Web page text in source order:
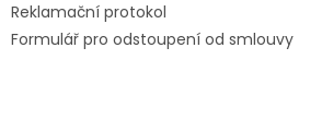
Reklamační protokol
Formulář pro odstoupení od smlouvy